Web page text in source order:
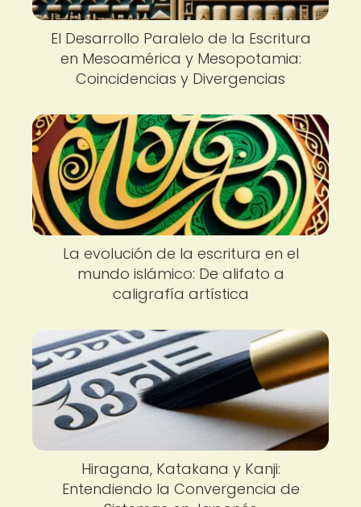
El Desarrollo Paralelo de la Escritura
en Mesoamérica y Mesopotamia:
Coincidencias y Divergencias
La evolución de la escritura en el
mundo islámico: De alifato a
caligrafía artística
Hiragana, Katakana y Kanji:
Entendiendo la Convergencia de